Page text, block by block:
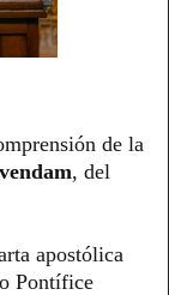
de la
, del
apostólica
Pontífice